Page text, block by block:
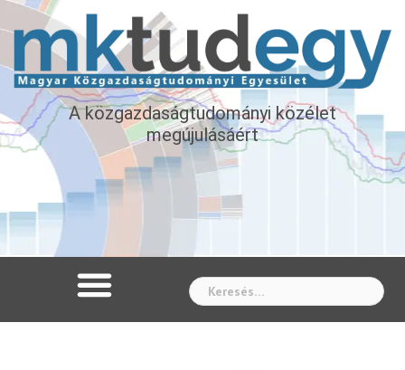
A közgazdaságtudományi közélet
megújulásáért